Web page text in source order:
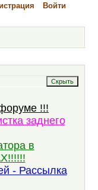
Войти
!!!
заднего
в
- Рассылка